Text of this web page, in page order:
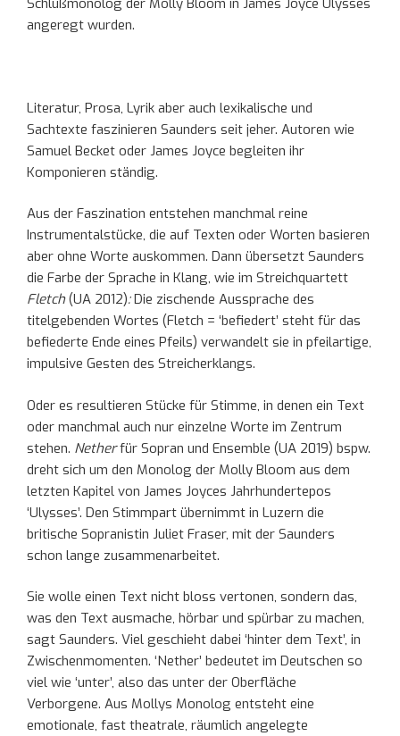
angeregt wurden.
Literatur, Prosa, Lyrik aber auch lexikalische und
Sachtexte faszinieren Saunders seit jeher. Autoren wie
Samuel Becket oder James Joyce begleiten ihr
Komponieren ständig.
Aus der Faszination entstehen manchmal reine
Instrumentalstücke, die auf Texten oder Worten basieren
aber ohne Worte auskommen. Dann übersetzt Saunders
die Farbe der Sprache in Klang, wie im Streichquartett
Fletch(UA 2012):Die zischende Aussprache des
titelgebenden Wortes (Fletch = ‘befiedert’ steht für das
befiederte Ende eines Pfeils) verwandelt sie in pfeilartige,
impulsive Gesten des Streicherklangs.
Oder es resultieren Stücke für Stimme, in denen ein Text
oder manchmal auch nur einzelne Worte im Zentrum
stehen. Netherfür Sopran und Ensemble (UA 2019) bspw.
dreht sich um den Monolog der Molly Bloom aus dem
letzten Kapitel von James Joyces Jahrhundertepos
‘Ulysses’. Den Stimmpart übernimmt in Luzern die
britische Sopranistin Juliet Fraser, mit der Saunders
schon lange zusammenarbeitet.
Sie wolle einen Text nicht bloss vertonen, sondern das,
was den Text ausmache, hörbar und spürbar zu machen,
sagt Saunders. Viel geschieht dabei ‘hinter dem Text’, in
Zwischenmomenten. ‘Nether’ bedeutet im Deutschen so
viel wie ‘unter’, also das unter der Oberfläche
Verborgene. Aus Mollys Monolog entsteht eine
emotionale, fast theatrale, räumlich angelegte